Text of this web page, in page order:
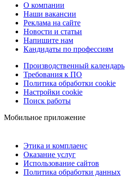
О компании
Наши вакансии
Реклама на сайте
Новости и статьи
Напишите нам
Кандидаты по профессиям
Производственный календарь
Требования к ПО
Политика обработки cookie
Настройки cookie
Поиск работы
Мобильное приложение
Этика и комплаенс
Оказание услуг
Использование сайтов
Политика обработки данных